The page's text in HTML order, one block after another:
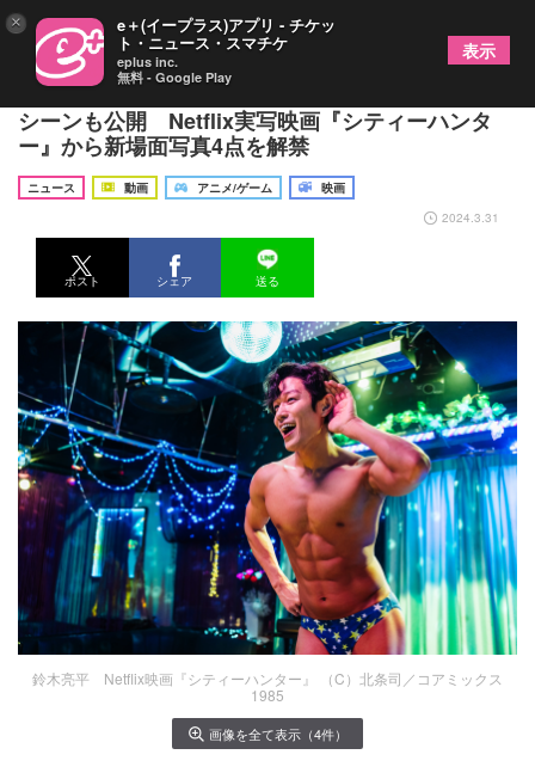
鈴木亮平＝冴羽獠のバキバキ腹筋、「馬もっこり」
シーンも公開 Netflix実写映画『シティーハンタ
ー』から新場面写真4点を解禁
ニュース 動画 アニメ/ゲーム
映画
2024.3.31
ポスト シェア 送る
鈴木亮平 Netflix映画『シティーハンター』 （C）北条司／コアミックス
1985
画像を全て表示（4件）
× e＋(イープラス)アプリ - チケッ
ト・ニュース・スマチケ
eplus inc.
無料 - Google Play
表示